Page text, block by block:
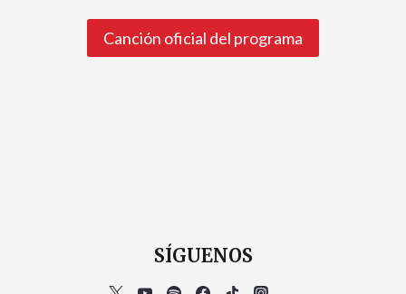
Canción oficial del programa
SÍGUENOS